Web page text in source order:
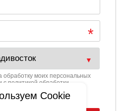
обработку моих персональных
с политикой обработки
Cookie